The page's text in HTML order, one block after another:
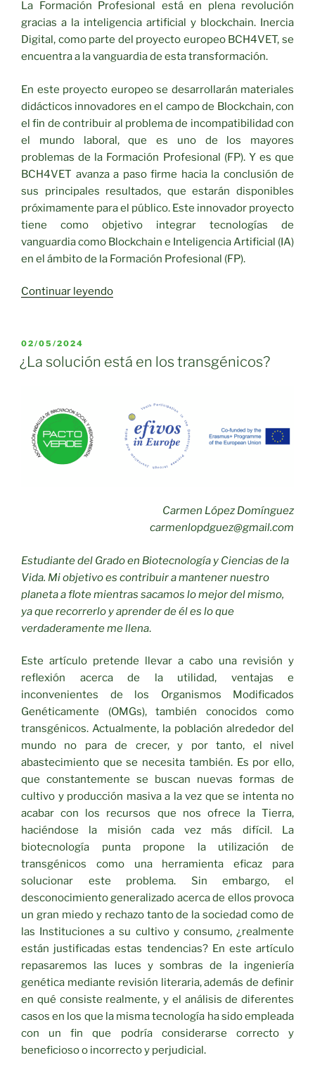
La Formación Profesional está en plena revolución
gracias a la inteligencia artificial y blockchain. Inercia
Digital, como parte del proyecto europeo BCH4VET, se
encuentra a la vanguardia de esta transformación.
En este proyecto europeo se desarrollarán materiales
didácticos innovadores en el campo de Blockchain, con
el fin de contribuir al problema de incompatibilidad con
el mundo laboral, que es uno de los mayores
problemas de la Formación Profesional (FP). Y es que
BCH4VET avanza a paso firme hacia la conclusión de
sus principales resultados, que estarán disponibles
próximamente para el público. Este innovador proyecto
tiene como objetivo integrar tecnologías de
vanguardia como Blockchain e Inteligencia Artificial (IA)
en el ámbito de la Formación Profesional (FP).
Continuar leyendo«Inercia
innovación
Profesional
con
europeo
BCH4VET»
PUBLICADO
EL
02/05/2024
¿La solución está en los transgénicos?
Carmen López Domínguez
carmenlopdguez@gmail.com
Estudiante del Grado en Biotecnología y Ciencias de la
Vida. Mi objetivo es contribuir a mantener nuestro
planeta a flote mientras sacamos lo mejor del mismo,
ya que recorrerlo y aprender de él es lo que
verdaderamente me llena.
Este artículo pretende llevar a cabo una revisión y
reflexión acerca de la utilidad, ventajas e
inconvenientes de los Organismos Modificados
Genéticamente (OMGs), también conocidos como
transgénicos. Actualmente, la población alrededor del
mundo no para de crecer, y por tanto, el nivel
abastecimiento que se necesita también. Es por ello,
que constantemente se buscan nuevas formas de
cultivo y producción masiva a la vez que se intenta no
acabar con los recursos que nos ofrece la Tierra,
haciéndose la misión cada vez más difícil. La
biotecnología punta propone la utilización de
transgénicos como una herramienta eficaz para
solucionar este problema. Sin embargo, el
desconocimiento generalizado acerca de ellos provoca
un gran miedo y rechazo tanto de la sociedad como de
las Instituciones a su cultivo y consumo, ¿realmente
están justificadas estas tendencias? En este artículo
repasaremos las luces y sombras de la ingeniería
genética mediante revisión literaria, además de definir
en qué consiste realmente, y el análisis de diferentes
casos en los que la misma tecnología ha sido empleada
con un fin que podría considerarse correcto y
beneficioso o incorrecto y perjudicial.